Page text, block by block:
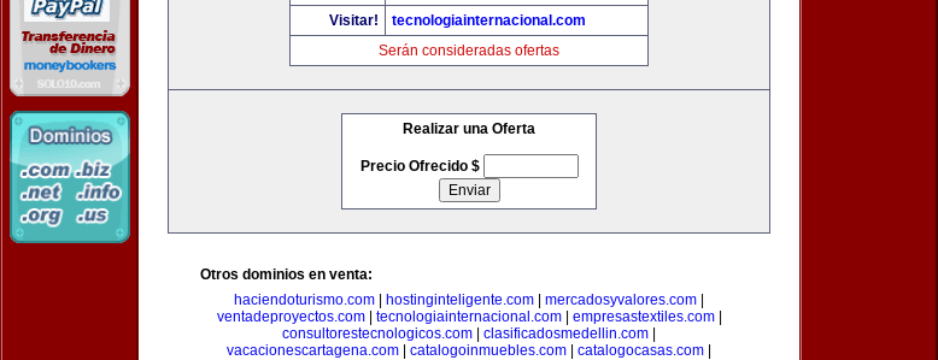
Visitar!
tecnologiainternacional.com
Serán consideradas ofertas
Realizar una Oferta
Precio Ofrecido $
Otros dominios en venta:
haciendoturismo.com
hostinginteligente.com mercadosyvalores.com
ventadeproyectos.com| tecnologiainternacional.com| empresastextiles.com|
consultorestecnologicos.com
clasificadosmedellin.com
vacacionescartagena.com
catalogoinmuebles.com catalogocasas.com